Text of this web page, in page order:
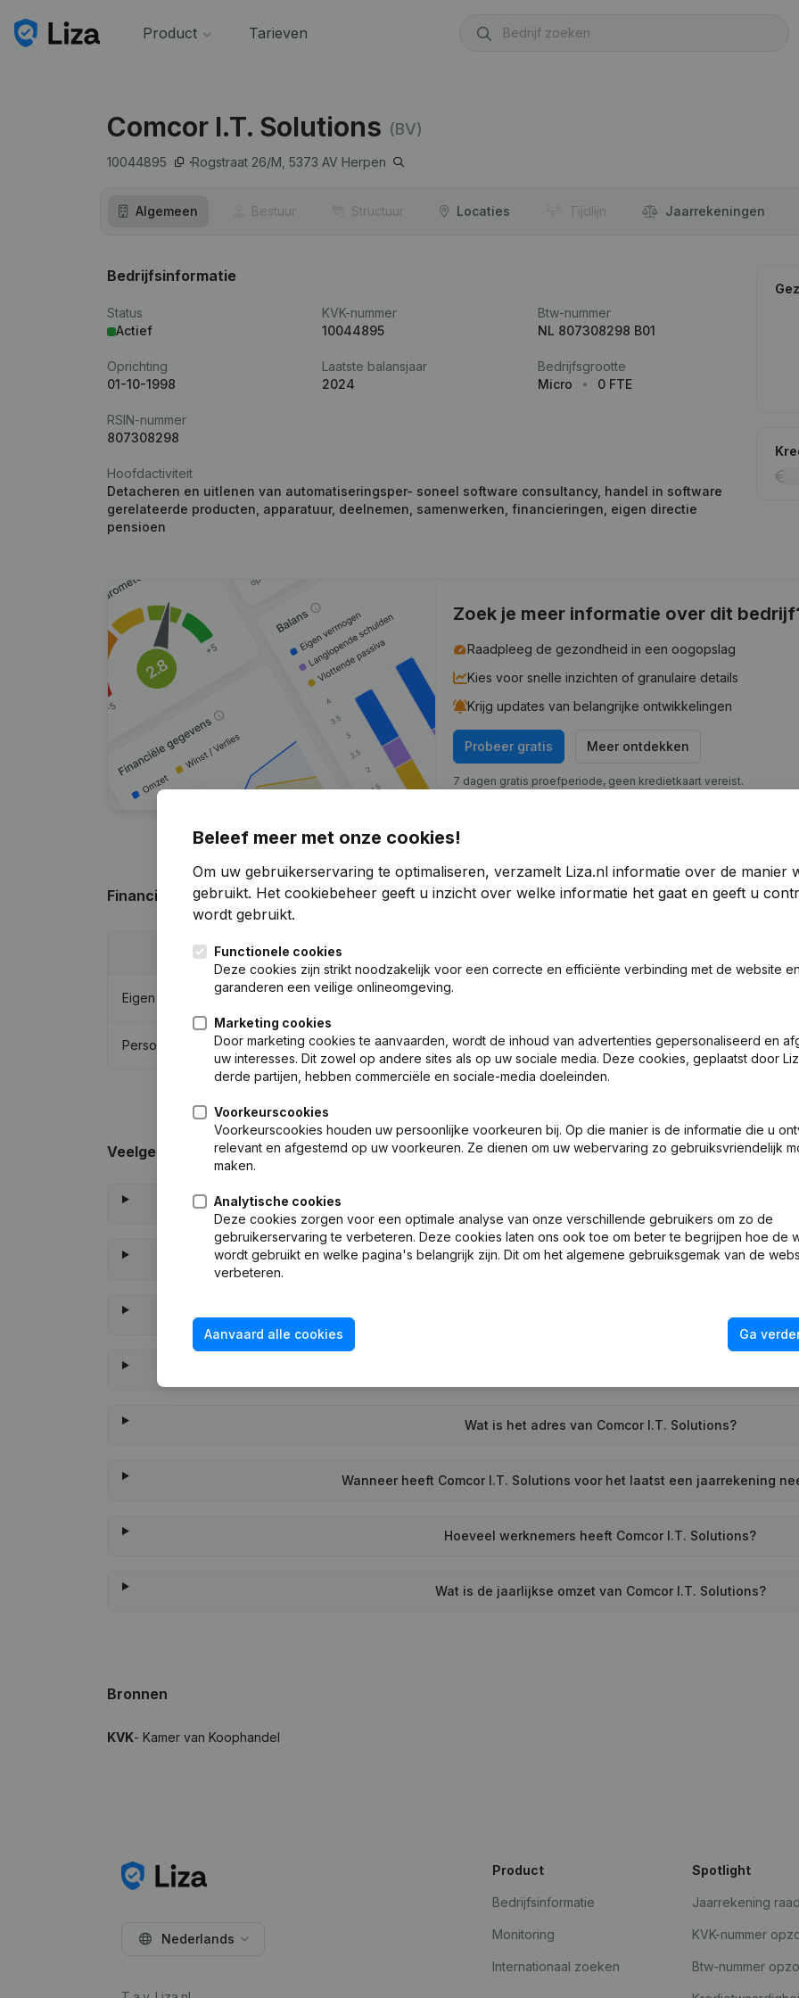
Product Tarieven
Comcor I.T. Solutions (BV)
10044895 Rogstraat 26/M, 5373 AV Herpen
Algemeen Bestuur Structuur Locaties Tijdlijn Jaar­rekeningen
Bedrijfsinformatie
Status
Actief
KVK-nummer
10044895
Btw-nummer
NL 807308298 B01
Oprichting
01-10-1998
Laatste balansjaar
2024
Bedrijfsgrootte
Micro
0 FTE
RSIN-nummer
807308298
Hoofdactiviteit
Detacheren en uitlenen van automatiseringsper- soneel software consultancy, handel in software
gerelateerde producten, apparatuur, deelnemen, samenwerken, financieringen, eigen directie
pensioen
Zoek je meer informatie over dit
Raadpleeg de gezondheid in een oogopslag
Kies voor snelle inzichten of granulaire details
Krijg updates van belangrijke ontwikkelingen
Probeer gratis Meer ontdekken
7 dagen gratis proefperiode, geen kredietkaart vereist.
Financiële gegevens van Comcor I.T. Solutions
Eigen vermogen -48,86%
Personeel 0 0
Veelgestelde vragen
Wat is het btw-nummer van Comcor I.T. Solutions?
Wat is het PEPPOL ID van Comcor I.T. Solutions?
Wat is het adres van Comcor I.T. Solutions?
Wanneer heeft Comcor I.T. Solutions voor het laatst een jaarrekening
Hoeveel werknemers heeft Comcor I.T. Solutions?
Wat is de jaarlijkse omzet van Comcor I.T. Solutions?
Bronnen
KVK- Kamer van Koophandel
Beleef meer met onze cookies!
Om uw gebruikerservaring te optimaliseren, verzamelt Liza.nl informatie over de manier
gebruikt. Het cookiebeheer geeft u inzicht over welke informatie het gaat en geeft u
wordt gebruikt.
Functionele cookies
Deze cookies zijn strikt noodzakelijk voor een correcte en efficiënte verbinding met de website en
garanderen een veilige onlineomgeving.
Marketing cookies
Door marketing cookies te aanvaarden, wordt de inhoud van advertenties gepersonaliseerd en
uw interesses. Dit zowel op andere sites als op uw sociale media. Deze cookies, geplaatst door
derde partijen, hebben commerciële en sociale-media doeleinden.
Voorkeurscookies
Voorkeurscookies houden uw persoonlijke voorkeuren bij. Op die manier is de informatie die u
relevant en afgestemd op uw voorkeuren. Ze dienen om uw webervaring zo gebruiksvriendelijk
maken.
Analytische cookies
Deze cookies zorgen voor een optimale analyse van onze verschillende gebruikers om zo de
gebruikerservaring te verbeteren. Deze cookies laten ons ook toe om beter te begrijpen hoe de
wordt gebruikt en welke pagina's belangrijk zijn. Dit om het algemene gebruiksgemak van de
verbeteren.
Aanvaard alle cookies Ga
Nederlands
Product
Bedrijfsinformatie
Monitoring
Internationaal zoeken
Spotlight
Jaarrekening
KVK-nummer
Btw-nummer